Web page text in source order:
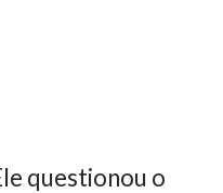
questionou o